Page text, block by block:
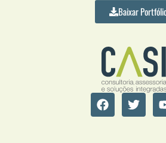
F
a
c
T
w
i
Baixar